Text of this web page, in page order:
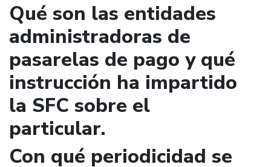
Qué son las entidades
administradoras de
pasarelas de pago y qué
instrucción ha impartido
la SFC sobre el
particular.
Con qué periodicidad se